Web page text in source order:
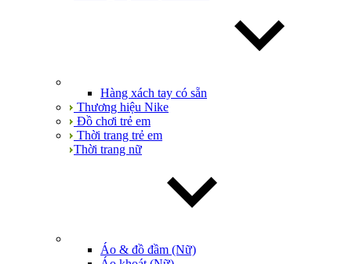
Hàng xách tay có sẵn
Thương hiệu Nike
Đồ chơi trẻ em
Thời trang trẻ em
Thời trang nữ
Áo & đồ đầm (Nữ)